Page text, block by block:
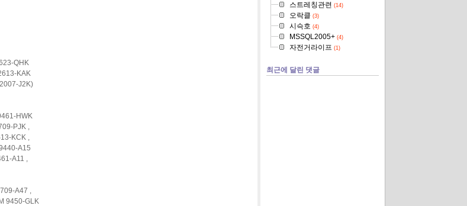
QHK
KAK
J2K)
HWK
PJK ,
KCK ,
A15
A11 ,
A47 ,
9450-GLK
스트레칭관련 (14)
오락클 (3)
시슥호 (4)
MSSQL2005+(4)
자전거라이프 (1)
최근에 달린 댓글